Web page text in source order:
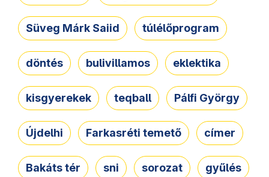
Süveg Márk Saiid túlélőprogram
döntés bulivillamos eklektika
kisgyerekek teqball Pálfi György
Újdelhi Farkasréti temető címer
Bakáts tér sni sorozat gyűlés